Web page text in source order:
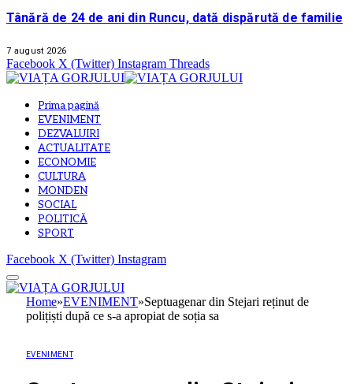
Tânără de 24 de ani din Runcu, dată dispărută de familie
7 august 2026
Facebook X (Twitter) Instagram Threads
Prima pagină
EVENIMENT
DEZVALUIRI
ACTUALITATE
ECONOMIE
CULTURA
MONDEN
SOCIAL
POLITICĂ
SPORT
Facebook X (Twitter) Instagram
Home»EVENIMENT»Septuagenar din Stejari reținut de
polițiști după ce s-a apropiat de soția sa
EVENIMENT